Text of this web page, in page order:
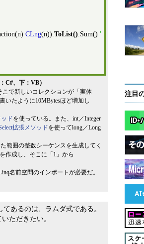
CLng(n)).ToList().Sum() '
C#、下：VB）
で新しいコレクションが「実体
いたように10MBytesほど増加し
ッドを使っている。また、int／Integer
拡張メソッドを使ってlong／Long
範囲の整数シーケンスを生成してく
作成し、そこに「1」から
名前空間のインポートが必要だ。
あるのは、ラムダ式である。
ただきたい。
注目